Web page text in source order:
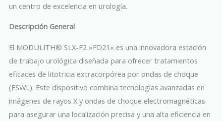
un centro de excelencia en urología.
Descripción General
El MODULITH® SLX-F2 »FD21« es una innovadora estación
de trabajo urológica diseñada para ofrecer tratamientos
eficaces de litotricia extracorpórea por ondas de choque
(ESWL). Este dispositivo combina tecnologías avanzadas en
imágenes de rayos X y ondas de choque electromagnéticas
para asegurar una localización precisa y una alta eficiencia en